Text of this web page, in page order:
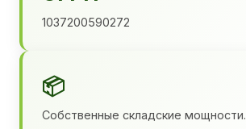
1037200590272
📦
Собственные складские мощности.